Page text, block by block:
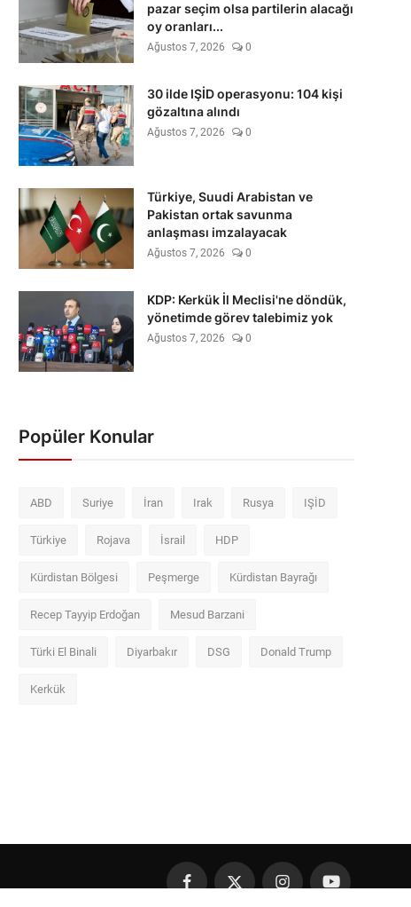
pazar seçim olsa partilerin alacağı
oy oranları...
Ağustos 7, 2026 0
30 ilde IŞİD operasyonu: 104 kişi
gözaltına alındı
Ağustos 7, 2026 0
Türkiye, Suudi Arabistan ve
Pakistan ortak savunma
anlaşması imzalayacak
Ağustos 7, 2026 0
KDP: Kerkük İl Meclisi'ne döndük,
yönetimde görev talebimiz yok
Ağustos 7, 2026 0
Popüler Konular
ABD Suriye İran Irak Rusya IŞİD
Türkiye Rojava İsrail HDP
Kürdistan Bölgesi Peşmerge Kürdistan Bayrağı
Recep Tayyip Erdoğan Mesud Barzani
Türki El Binali Diyarbakır DSG Donald Trump
Kerkük